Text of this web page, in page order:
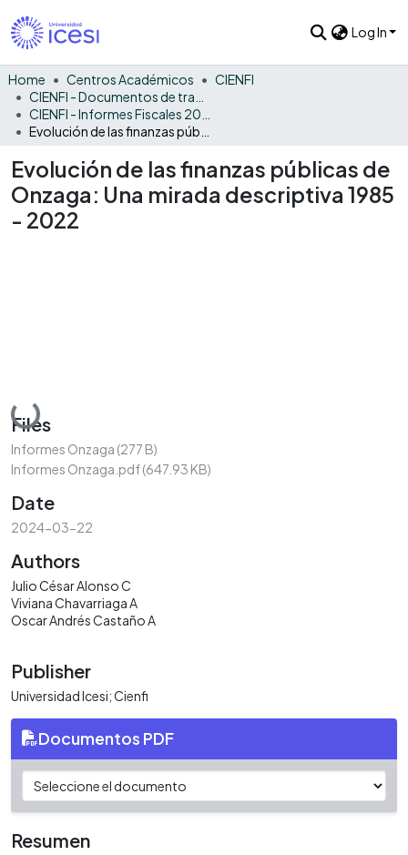
Log In
Home Centros Académicos
CIENFI
Evolución de las finanzas públicas de
Onzaga: Una mirada descriptiva 1985
- 2022
Loading...
Files
Informes Onzaga (277 B)
Informes Onzaga.pdf(647.93 KB)
Date
2024-03-22
Authors
Julio César Alonso C
Viviana Chavarriaga A
Oscar Andrés Castaño A
Publisher
Universidad Icesi; Cienfi
Documentos PDF
Resumen